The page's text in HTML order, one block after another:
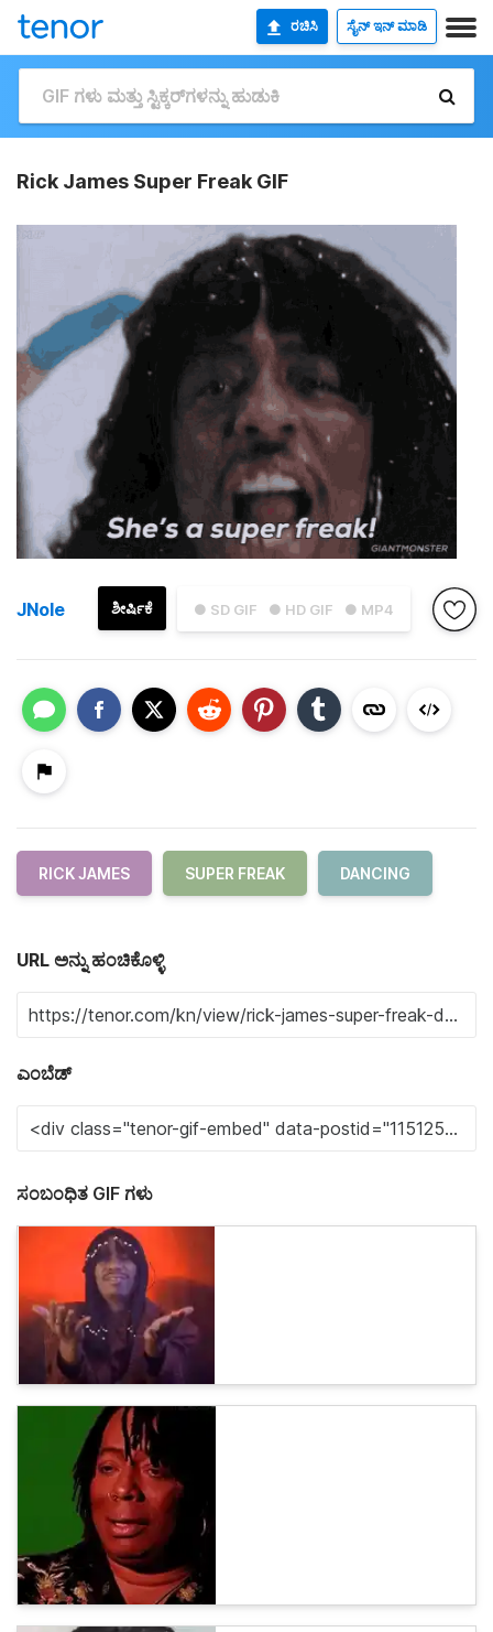
ರಚಿಸಿ ಸೈನ್ ಇನ್ ಮಾಡಿ
Rick James Super Freak GIF
● SD GIF ● HD GIF ● MP4
ಶೀರ್ಷಿಕೆ
JNole
RICK JAMES SUPER FREAK DANCING
URL ಅನ್ನು ಹಂಚಿಕೊಳ್ಳಿ
ಎಂಬೆಡ್
ಸಂಬಂಧಿತ GIF ಗಳು